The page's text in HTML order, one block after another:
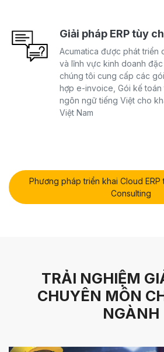
Giải pháp ERP tùy
Acumatica được phát triển
và lĩnh vực kinh doanh đặc
chúng tôi cung cấp các
hợp e-invoice, Gói kế
ngôn ngữ tiếng Việt cho
Việt Nam
Phương pháp triển khai Cloud ERP
Consulti​​ng
TRẢI NGHIỆM
CHUYÊN MÔN
NGÀNH